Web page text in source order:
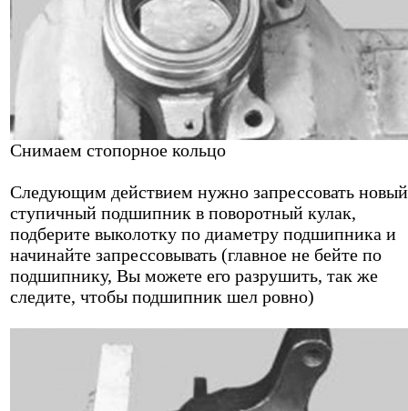
Снимаем стопорное кольцо
Следующим действием нужно запрессовать новый
ступичный подшипник в поворотный кулак,
подберите выколотку по диаметру подшипника и
начинайте запрессовывать (главное не бейте по
подшипнику, Вы можете его разрушить, так же
следите, чтобы подшипник шел ровно)